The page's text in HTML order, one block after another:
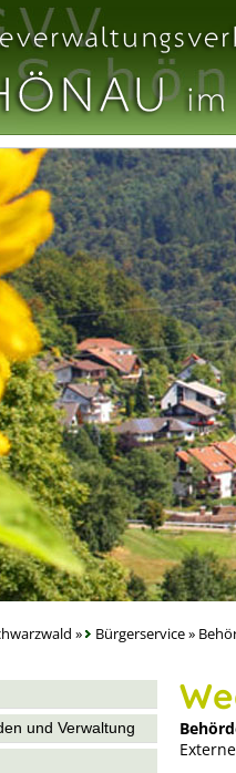
» Bürgerservice»
und Verwaltung